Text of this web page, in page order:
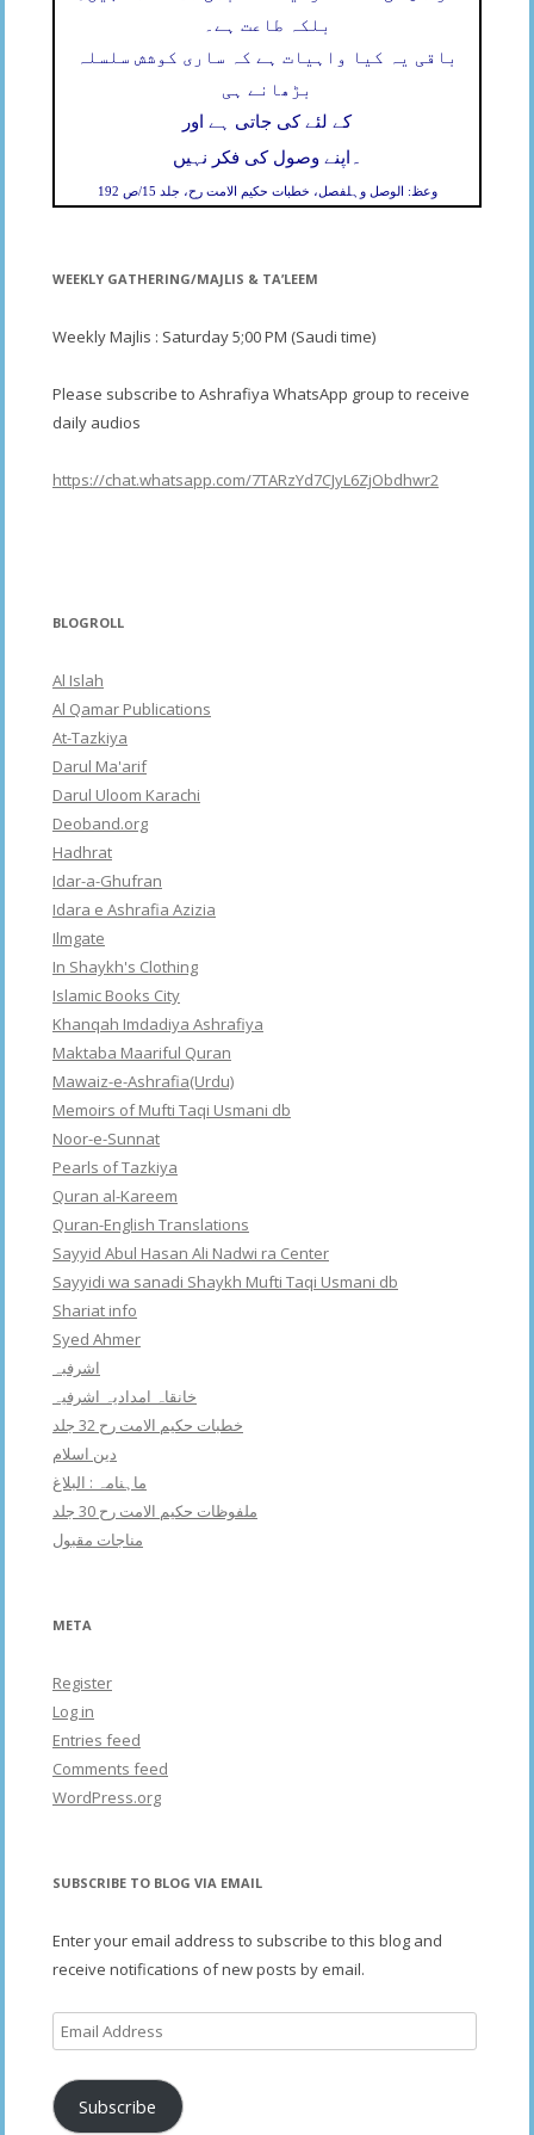
بلکہ طاعت ہے۔
باقی یہ کیا واہیات ہے کہ ساری کوشش سلسلہ
بڑھانے ہی
کے لئے کی جاتی ہے اور
اپنے وصول کی فکر نہیں ۔
وعظ: الوصل وہلفصل، خطبات حکیم الامت رح، جلد 15/ص 192
WEEKLY GATHERING/MAJLIS & TA’LEEM
Weekly Majlis : Saturday 5;00 PM (Saudi time)
Please subscribe to Ashrafiya WhatsApp group to receive
daily audios
https://chat.whatsapp.com/7TARzYd7CJyL6ZjObdhwr2
BLOGROLL
Al Islah
Al Qamar Publications
At-Tazkiya
Darul Ma'arif
Darul Uloom Karachi
Deoband.org
Hadhrat
Idar-a-Ghufran
Idara e Ashrafia Azizia
Ilmgate
In Shaykh's Clothing
Islamic Books City
Khanqah Imdadiya Ashrafiya
Maktaba Maariful Quran
Mawaiz-e-Ashrafia(Urdu)
Memoirs of Mufti Taqi Usmani db
Noor-e-Sunnat
Pearls of Tazkiya
Quran al-Kareem
Quran-English Translations
Sayyid Abul Hasan Ali Nadwi ra Center
Sayyidi wa sanadi Shaykh Mufti Taqi Usmani db
Shariat info
Syed Ahmer
اشرفبہ
خانقاہ امدادیہ اشرفیہ
خطبات حکیم الامت رح 32 جلد
دین اسلام
ماہنامہ : البلاغ
ملفوظات حکیم الامت رح 30 جلد
مناجات مقبول
META
Register
Log in
Entries feed
Comments feed
WordPress.org
SUBSCRIBE TO BLOG VIA EMAIL
Enter your email address to subscribe to this blog and
receive notifications of new posts by email.
Email
Address
Subscribe